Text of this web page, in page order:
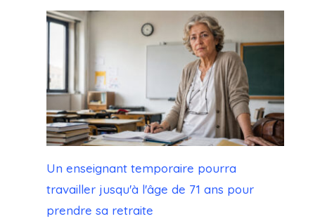
Un enseignant temporaire pourra
travailler jusqu'à l'âge de 71 ans pour
prendre sa retraite